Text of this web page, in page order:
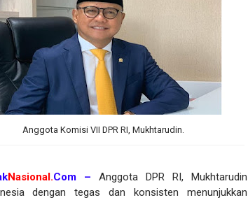
Anggota Komisi VII DPR RI, Mukhtarudin.
Nasional.Com – Anggota DPR RI, Mukhtarudin
dengan tegas dan konsisten menunjukkan